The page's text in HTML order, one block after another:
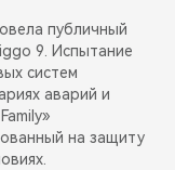
публичный
9. Испытание
систем
аварий и
на защиту